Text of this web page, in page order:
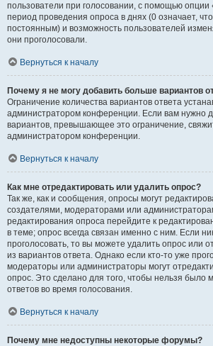
пользователи при голосовании, с помощью опции
период проведения опроса в днях (0 означает,
постоянным) и возможность пользователей
они проголосовали.
Вернуться к началу
Почему я не могу добавить больше вариантов
Ограничение количества вариантов ответа
администратором конференции. Если вам нужно
вариантов, превышающее это ограничение,
администратором конференции.
Вернуться к началу
Как мне отредактировать или удалить опрос?
Так же, как и сообщения, опросы могут
создателями, модераторами или
редактирования опроса перейдите к
в теме; опрос всегда связан именно с ним. Если
проголосовать, то вы можете удалить опрос или
из вариантов ответа. Однако если кто-то уже
модераторы или администраторы могут
опрос. Это сделано для того, чтобы нельзя было
ответов во время голосования.
Вернуться к началу
Почему мне недоступны некоторые форумы?